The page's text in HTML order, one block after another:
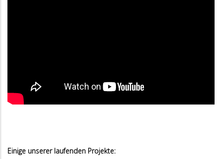
Einige unserer laufenden Projekte: